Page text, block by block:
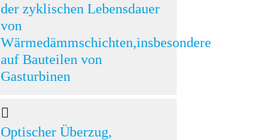
der zyklischen Lebensdauer
von
Wärmedämmschichten,insbesondere
auf Bauteilen von
Gasturbinen
Optischer Überzug,